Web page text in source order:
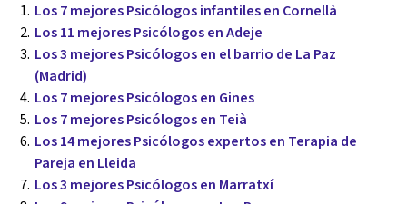
Los 7 mejores Psicólogos infantiles en Cornellà
Los 11 mejores Psicólogos en Adeje
Los 3 mejores Psicólogos en el barrio de La Paz
(Madrid)
Los 7 mejores Psicólogos en Gines
Los 7 mejores Psicólogos en Teià
Los 14 mejores Psicólogos expertos en Terapia de
Pareja en Lleida
Los 3 mejores Psicólogos en Marratxí